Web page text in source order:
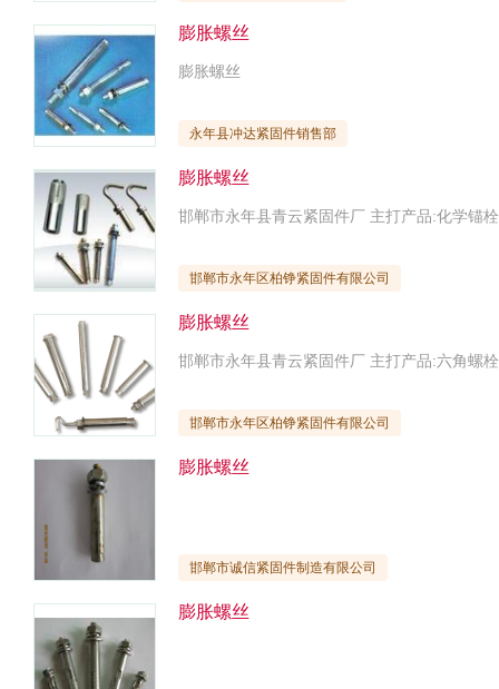
膨胀螺丝
膨胀螺丝
永年县冲达紧固件销售部
膨胀螺丝
邯郸市永年区柏铮紧固件有限公司
膨胀螺丝
邯郸市永年区柏铮紧固件有限公司
膨胀螺丝
邯郸市诚信紧固件制造有限公司
膨胀螺丝